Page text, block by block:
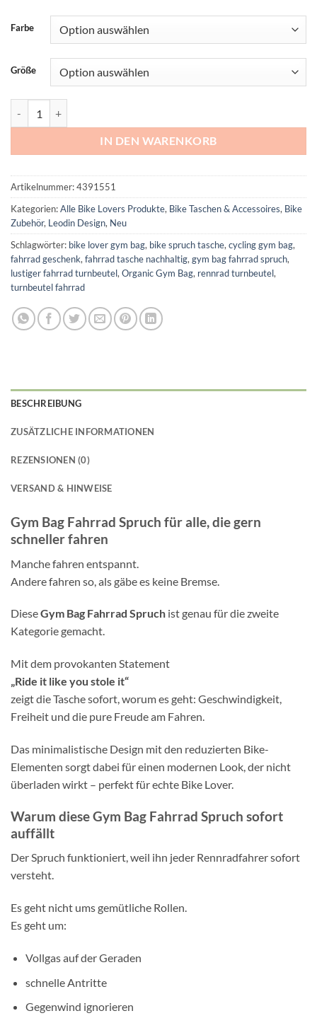
Farbe
Größe
IN DEN WARENKORB
Artikelnummer:4391551
Kategorien:Alle Bike Lovers Produkte, Bike Taschen & Accessoires, Bike
Zubehör, Leodin Design, Neu
Schlagwörter: bike lover gym bag, bike spruch tasche, cycling gym bag,
fahrrad geschenk, fahrrad tasche nachhaltig, gym bag fahrrad spruch,
lustiger fahrrad turnbeutel, Organic Gym Bag, rennrad turnbeutel,
turnbeutel fahrrad
BESCHREIBUNG
ZUSÄTZLICHE INFORMATIONEN
REZENSIONEN (0)
VERSAND & HINWEISE
Gym Bag Fahrrad Spruch für alle, die gern
schneller fahren
Manche fahren entspannt.
Andere fahren so, als gäbe es keine Bremse.
DieseGym Bag Fahrrad Spruch ist genau für die zweite
Kategorie gemacht.
Mit dem provokanten Statement
„Ride it like you stole it“
zeigt die Tasche sofort, worum es geht: Geschwindigkeit,
Freiheit und die pure Freude am Fahren.
Das minimalistische Design mit den reduzierten Bike-
Elementen sorgt dabei für einen modernen Look, der nicht
überladen wirkt – perfekt für echte Bike Lover.
Warum diese Gym Bag Fahrrad Spruch sofort
auffällt
Der Spruch funktioniert, weil ihn jeder Rennradfahrer sofort
versteht.
Es geht nicht ums gemütliche Rollen.
Es geht um:
Vollgas auf der Geraden
schnelle Antritte
Gegenwind ignorieren